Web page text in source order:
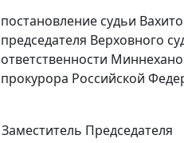
постановление судьи
председателя Верховного
ответственности
прокурора Российской
Заместитель Председателя